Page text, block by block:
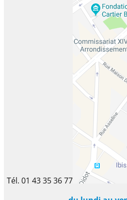
Tél. 01 43 35 36 77